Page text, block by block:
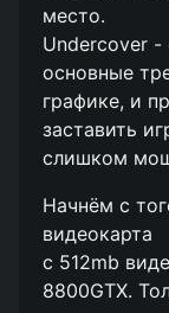
место.
Undercover -
основные
графике, и
заставить
слишком
Начнём с
видеокарта
с 512mb
8800GTX.